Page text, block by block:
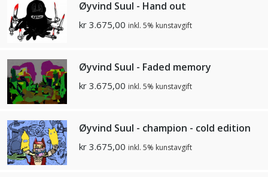
Øyvind Suul - Hand out
kr 3.675,00 inkl. 5% kunstavgift
Øyvind Suul - Faded memory
kr 3.675,00 inkl. 5% kunstavgift
Øyvind Suul - champion - cold edition
kr 3.675,00 inkl. 5% kunstavgift